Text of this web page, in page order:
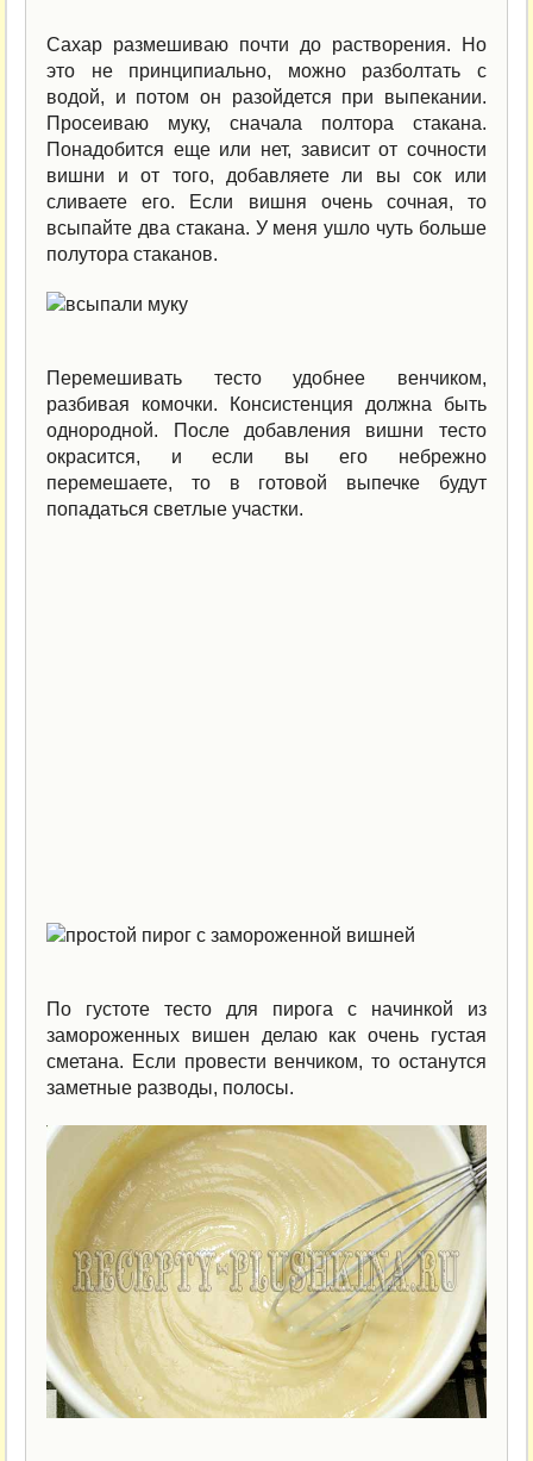
Сахар размешиваю почти до растворения. Но
это не принципиально, можно разболтать с
водой, и потом он разойдется при выпекании.
Просеиваю муку, сначала полтора стакана.
Понадобится еще или нет, зависит от сочности
вишни и от того, добавляете ли вы сок или
сливаете его. Если вишня очень сочная, то
всыпайте два стакана. У меня ушло чуть больше
полутора стаканов.
Перемешивать тесто удобнее венчиком,
разбивая комочки. Консистенция должна быть
однородной. После добавления вишни тесто
окрасится, и если вы его небрежно
перемешаете, то в готовой выпечке будут
попадаться светлые участки.
По густоте тесто для пирога с начинкой из
замороженных вишен делаю как очень густая
сметана. Если провести венчиком, то останутся
заметные разводы, полосы.